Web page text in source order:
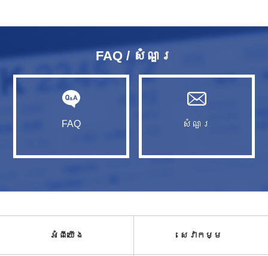
FAQ / សំណួរ​
FAQ សំណួរ​
អំពី​យើង សេវាកម្ម​